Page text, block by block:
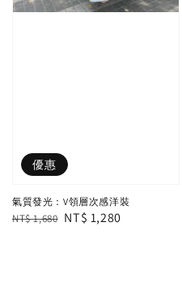
優惠
氣質發光：V領層次感洋裝
Regular
NT$ 1,680 Sale
NT$ 1,280